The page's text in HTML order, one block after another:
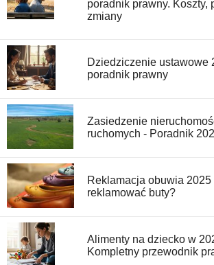
poradnik prawny. Koszty,
zmiany
Dziedziczenie ustawowe
poradnik prawny
Zasiedzenie
ruchomych - Poradnik
Reklamacja obuwia
reklamować buty?
Alimenty na dziecko w
Kompletny przewodnik